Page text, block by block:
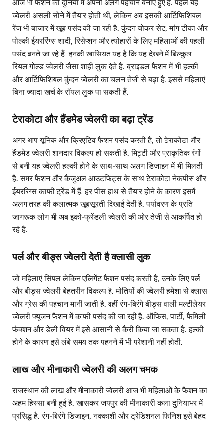
आज भी फैशन की दुनिया में अपनी अलग पहचान बनाए हुए है. पहले यह
ज्वेलरी असली सोने में तैयार होती थी, लेकिन अब इसकी आर्टिफिशियल
रेंज भी बाजार में खूब पसंद की जा रही है. कुंदन चोकर सेट, मांग टीका और
पोल्की ईयररिंग्स शादी, रिसेप्शन और त्योहारों के लिए महिलाओं की पहली
पसंद बनते जा रहे हैं. इनकी खासियत यह है कि यह देखने में बिल्कुल
रियल गोल्ड ज्वेलरी जैसा शाही लुक देते हैं. ब्राइडल फैशन में भी हल्की
और आर्टिफिशियल कुंदन ज्वेलरी का चलन तेजी से बढ़ा है. इससे महिलाएं
बिना ज्यादा खर्च के रॉयल लुक पा सकती हैं.
टेराकोटा और हैंडमेड ज्वेलरी का बढ़ा ट्रेंड
अगर आप यूनिक और क्रिएटिव फैशन पसंद करती हैं, तो टेराकोटा और
हैंडमेड ज्वेलरी शानदार विकल्प हो सकती है. मिट्टी और प्राकृतिक रंगों
से बनी यह ज्वेलरी हल्की होने के साथ-साथ अलग डिजाइन में भी मिलती
है. समर फैशन और कैजुअल आउटफिट्स के साथ टेराकोटा नेकपीस और
ईयररिंग्स काफी ट्रेंड में हैं. हर पीस हाथ से तैयार होने के कारण इसमें
अलग तरह की कलात्मक खूबसूरती दिखाई देती है. पर्यावरण के प्रति
जागरूक लोग भी अब इको-फ्रेंडली ज्वेलरी की ओर तेजी से आकर्षित हो
रहे हैं.
पर्ल और बीड्स ज्वेलरी देती है क्लासी लुक
जो महिलाएं सिंपल लेकिन एलिगेंट फैशन पसंद करती हैं, उनके लिए पर्ल
और बीड्स ज्वेलरी बेहतरीन विकल्प है. मोतियों की ज्वेलरी हमेशा से क्लास
और ग्रेस की पहचान मानी जाती है. वहीं रंग-बिरंगे बीड्स वाली मल्टीलेयर
ज्वेलरी फ्यूजन फैशन में काफी पसंद की जा रही है. ऑफिस, पार्टी, फैमिली
फंक्शन और डेली वियर में इसे आसानी से कैरी किया जा सकता है. हल्की
होने के कारण इसे लंबे समय तक पहनने में भी परेशानी नहीं होती.
लाख और मीनाकारी ज्वेलरी की अलग चमक
राजस्थान की लाख और मीनाकारी ज्वेलरी आज भी महिलाओं के फैशन का
अहम हिस्सा बनी हुई है. खासकर जयपुर की मीनाकारी कला दुनियाभर में
प्रसिद्ध है. रंग-बिरंगे डिजाइन, नक्काशी और ट्रेडिशनल फिनिश इसे बेहद